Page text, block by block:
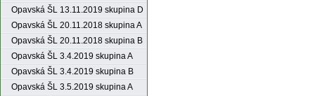
Opavská ŠL 13.11.2019 skupina D
Opavská ŠL 20.11.2018 skupina A
Opavská ŠL 20.11.2018 skupina B
Opavská ŠL 3.4.2019 skupina A
Opavská ŠL 3.4.2019 skupina B
Opavská ŠL 3.5.2019 skupina A